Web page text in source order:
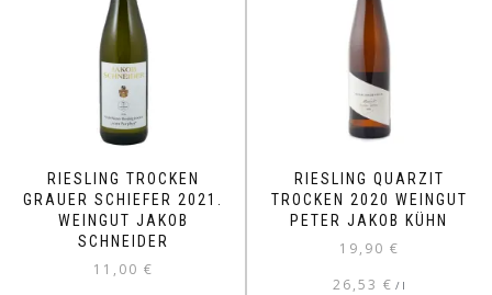
RIESLING TROCKEN
GRAUER SCHIEFER 2021.
WEINGUT JAKOB
SCHNEIDER
11,00 €
RIESLING QUARZIT
TROCKEN 2020 WEINGUT
PETER JAKOB KÜHN
19,90 €
26,53 € / l